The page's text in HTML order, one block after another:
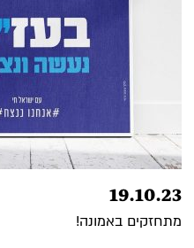
19.10.23
מתחזקים באמונה!